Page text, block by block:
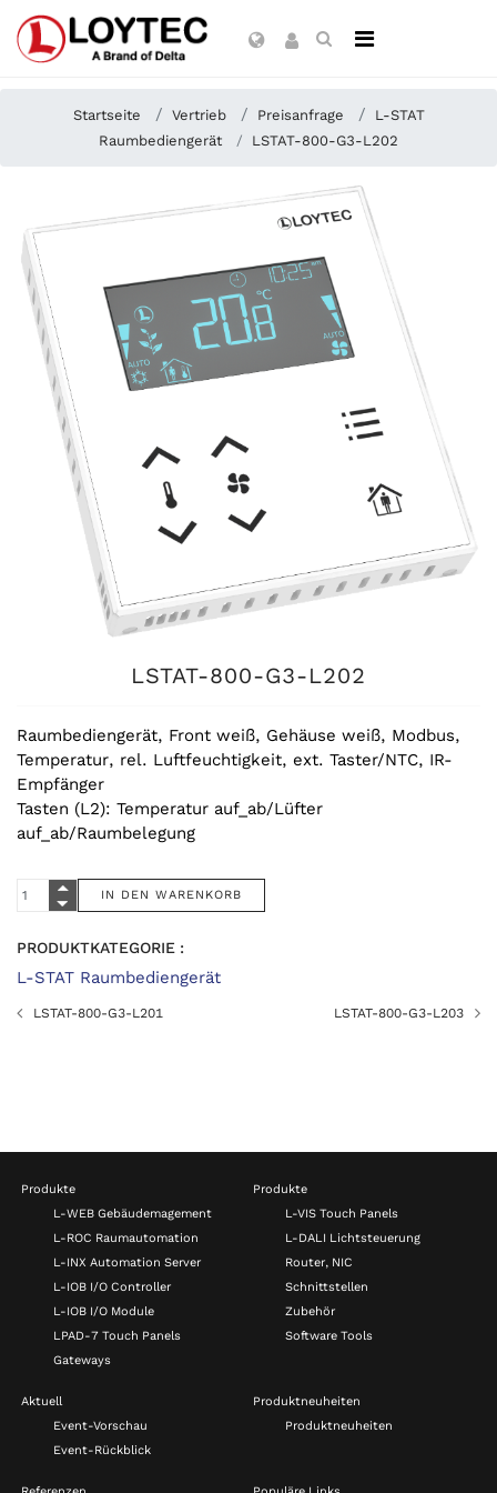
Startseite Vertrieb Preisanfrage
L-STAT
Raumbediengerät
LSTAT-800-G3-L202
LSTAT-800-G3-L202
Raumbediengerät, Front weiß, Gehäuse weiß, Modbus,
Temperatur, rel. Luftfeuchtigkeit, ext. Taster/NTC, IR-
Empfänger
Tasten (L2): Temperatur auf_ab/Lüfter
auf_ab/Raumbelegung
PRODUKTKATEGORIE :
L-STAT Raumbediengerät
LSTAT-800-G3-L201 LSTAT-800-G3-L203
Produkte
L-WEB Gebäudemagement
L-ROC Raumautomation
L-INX Automation Server
L-IOB I/O Controller
L-IOB I/O Module
LPAD-7 Touch Panels
Gateways
Produkte
L-VIS Touch Panels
L-DALI Lichtsteuerung
Router, NIC
Schnittstellen
Zubehör
Software Tools
Aktuell
Event-Vorschau
Event-Rückblick
Produktneuheiten
Produktneuheiten